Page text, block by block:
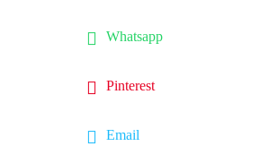
Whatsapp
Pinterest
Email